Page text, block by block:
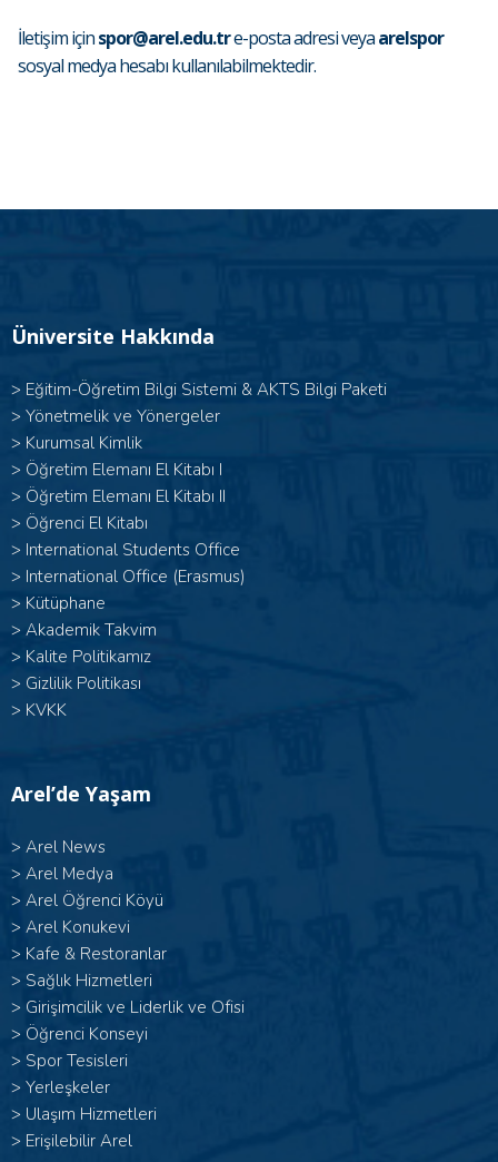
İletişim içinspor@arel.edu.tre-posta adresi veyaarelspor
sosyal medya hesabı kullanılabilmektedir.
Üniversite Hakkında
> Eğitim-Öğretim Bilgi Sistemi & AKTS Bilgi Paketi
> Yönetmelik ve Yönergeler
> Kurumsal Kimlik
> Öğretim Elemanı El Kitabı I
> Öğretim Elemanı El Kitabı II
> Öğrenci El Kitabı
> International Students Office
> International Office (Erasmus)
> Kütüphane
> Akademik Takvim
> Kalite Politikamız
> Gizlilik Politikası
> KVKK
Arel’de Yaşam
> Arel News
> Arel Medya
> Arel Öğrenci Köyü
> Arel Konukevi
> Kafe & Restoranlar
> Sağlık Hizmetleri
> Girişimcilik ve Liderlik ve Ofisi
> Öğrenci Konseyi
> Spor Tesisleri
> Yerleşkeler
> Ulaşım Hizmetleri
> Erişilebilir Arel